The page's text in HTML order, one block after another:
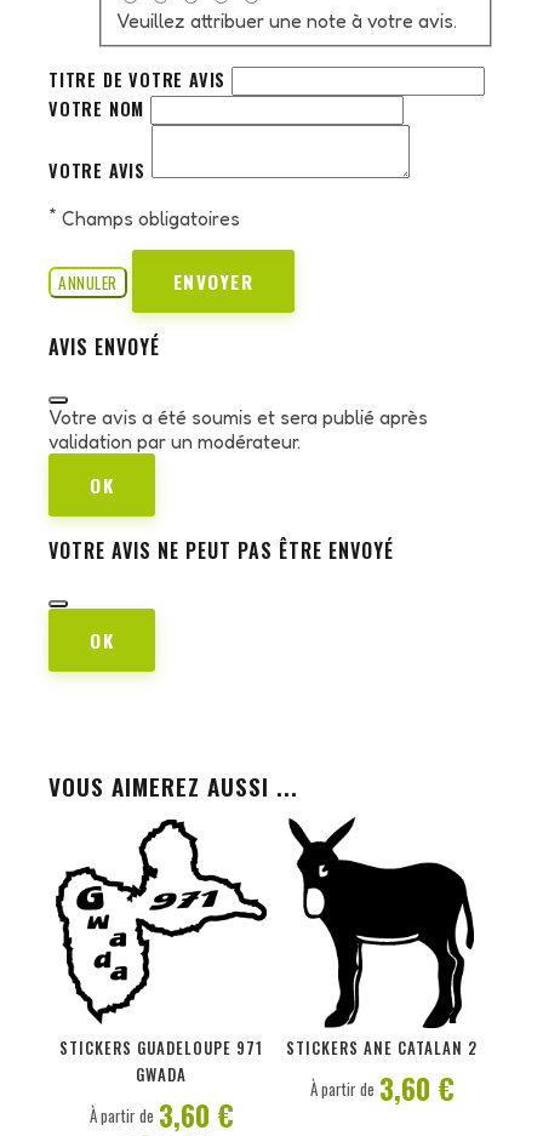
Veuillez attribuer une note à votre avis.
TITRE DE VOTRE AVIS
VOTRE NOM
VOTRE AVIS
* Champs obligatoires
ANNULER ENVOYER
AVIS ENVOYÉ
Votre avis a été soumis et sera publié après
validation par un modérateur.
OK
VOTRE AVIS NE PEUT PAS ÊTRE ENVOYÉ
OK
VOUS AIMEREZ AUSSI ...
STICKERS GUADELOUPE 971
GWADA
À partir de 3,60 €
STICKERS ANE CATALAN 2
PERSONNALISER
À partir de 3,60 €